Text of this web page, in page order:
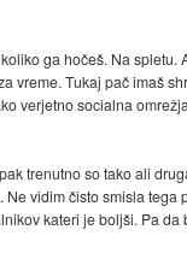
ga hočeš. Na
vreme. Tukaj pač imaš
verjetno socialna
trenutno so tako ali
vidim čisto smisla
kateri je boljši. Pa